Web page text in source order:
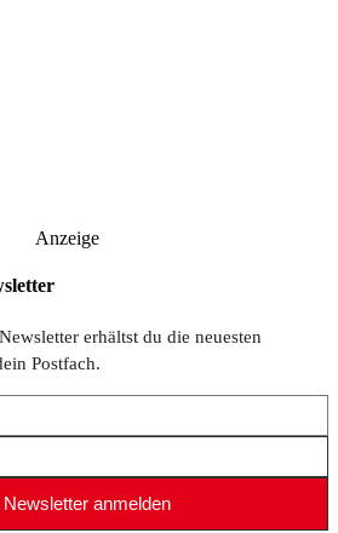
Anzeige
erhältst du die neuesten
Postfach.